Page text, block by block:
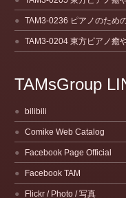
TAM3-0236 ピアノのため
TAM3-0204 東方ピアノ癒
TAMsGroup
bilibili
Comike Web Catalog
Facebook Page Official
Facebook TAM
Flickr / Photo / 写真